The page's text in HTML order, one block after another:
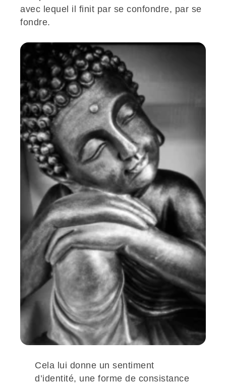
avec lequel il finit par se confondre, par se
fondre.
Cela lui donne un sentiment
d’identité, une forme de consistance